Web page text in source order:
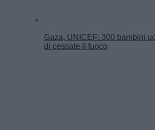
Gaza, UNICEF: 300 bambini
di cessate il fuoco